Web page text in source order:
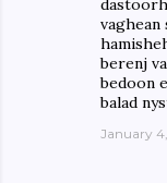
vaghean
berenj
bedoon
balad
January